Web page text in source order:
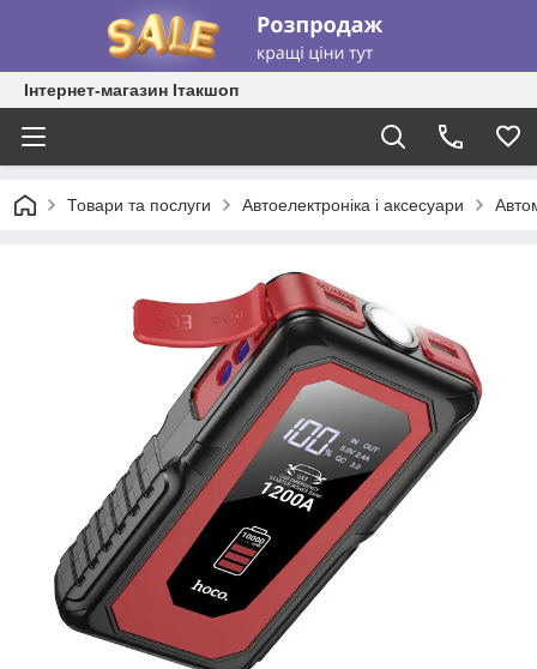
Інтернет-магазин Ітакшоп
Товари та послуги Автоелектроніка і аксесуари